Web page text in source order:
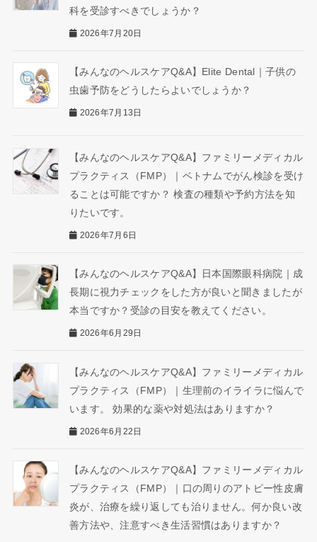
科を受診すべきでしょうか？
2026年7月20日
【みんなのヘルスケアQ&A】Elite Dental｜子供の
虫歯予防をどうしたらよいでしょうか？
2026年7月13日
【みんなのヘルスケアQ&A】ファミリーメディカル
プラクティス（FMP）｜ベトナムでがん検診を受け
ることは可能ですか？ 検査の種類や予約方法を知
りたいです。
2026年7月6日
【みんなのヘルスケアQ&A】日本国際眼科病院｜成
長期に視力チェックをした方が良いと聞きましたが
本当ですか？受診の目安を教えてください。
2026年6月29日
【みんなのヘルスケアQ&A】ファミリーメディカル
プラクティス（FMP）｜生理前のイライラに悩んで
います。 効果的な薬や対処法はありますか？
2026年6月22日
【みんなのヘルスケアQ&A】ファミリーメディカル
プラクティス（FMP）｜口の周りのアトピー性皮膚
炎が、治療を繰り返しても治りません。何か良い改
善方法や、注意すべき生活習慣はありますか？